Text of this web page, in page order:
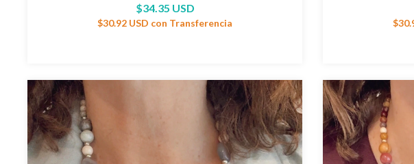
$34.35 USD
$30.92 USD con Transferencia